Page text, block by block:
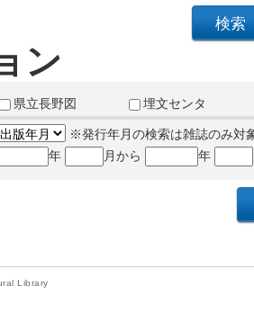
ン
県立長野図
埋文センタ
※発行年月の検索は雑誌のみ対
年
月から 年
Library